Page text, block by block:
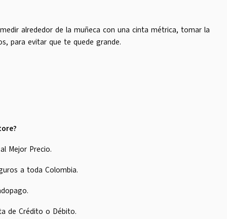
alrededor de la muñeca con una cinta métrica, tomar la
para evitar que te quede grande.
Mejor Precio.
a toda Colombia.
de Crédito o Débito.